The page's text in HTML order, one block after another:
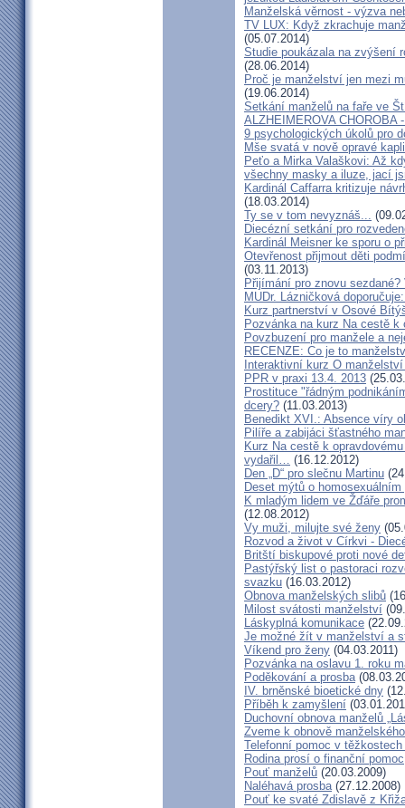
Manželská věrnost - výzva
TV LUX: Když zkrachuje
(05.07.2014)
Studie poukázala na zvýšení
(28.06.2014)
Proč je manželství jen mezi
(19.06.2014)
Setkání manželů na faře ve
ALZHEIMEROVA CHOROBA
9 psychologických úkolů pro
Mše svatá v nově opravé
Peťo a Mirka Valaškovi: Až
všechny masky a iluze, jací
Kardinál Caffarra kritizuje
(18.03.2014)
Ty se v tom nevyznáš...
Diecézní setkání pro
Kardinál Meisner ke sporu o
Otevřenost přijmout děti
(03.11.2013)
Přijímání pro znovu
MUDr. Lázničková
Kurz partnerství v Osové
Pozvánka na kurz Na cestě k
Povzbuzení pro manžele a
RECENZE: Co je to
Interaktivní kurz O
PPR v praxi 13.4. 2013
Prostituce "řádným
dcery? (11.03.2013)
Benedikt XVI.: Absence víry
Pilíře a zabijáci šťastného
Kurz Na cestě k
vydařil… (16.12.2012)
Den „D“ pro slečnu Martinu
Deset mýtů o homosexuálním
K mladým lidem ve Žďáře
(12.08.2012)
Vy muži, milujte své ženy
Rozvod a život v Církvi -
Britští biskupové proti nové
Pastýřský list o pastoraci
svazku (16.03.2012)
Obnova manželských slibů
Milost svátosti manželství
Láskyplná komunikace
Je možné žít v manželství a
Víkend pro ženy (04.03.2011)
Pozvánka na oslavu 1. roku
Poděkování a prosba
IV. brněnské bioetické dny
Příběh k zamyšlení
Duchovní obnova manželů
Zveme k obnově
Telefonní pomoc v
Rodina prosí o finanční pomoc
Pouť manželů (20.03.2009)
Naléhavá prosba(27.12.2008)
Pouť ke svaté Zdislavě z